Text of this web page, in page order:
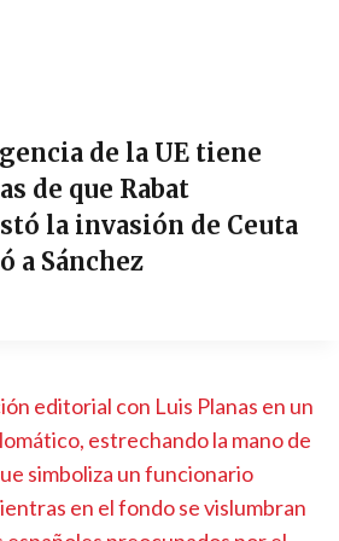
de la UE tiene
de que Rabat
la invasión de Ceuta
a Sánchez